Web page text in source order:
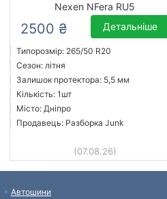
Nexen NFera RU5
2500 ₴ Детальніше
Типорозмір: 265/50 R20
Сезон: літня
Залишок протектора: 5,5 мм
Кількість: 1шт
Місто: Дніпро
Продавець: Разборка Junk
(07.08.26)
Автошини